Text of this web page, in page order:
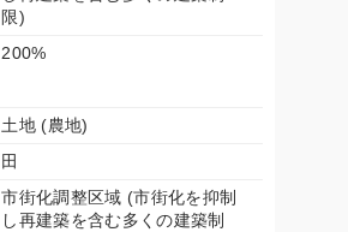
限)
200%
土地 (農地)
田
市街化調整区域 (市街化を抑制
し再建築を含む多くの建築制